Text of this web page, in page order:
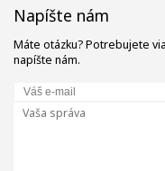
Napíšte nám
Máte otázku? Potrebujete
napíšte nám.